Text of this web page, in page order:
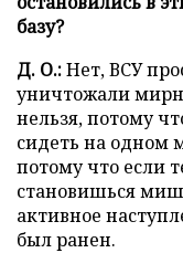
базу?
Д. О.:Нет, ВСУ
уничтожали
нельзя, потому
сидеть на одном
потому что если
становишься
активное
был ранен.